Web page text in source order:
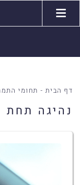
דף הבית - תחומי
נהיגה